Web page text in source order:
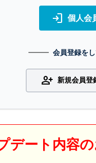
login 個人会
会員登録を
person_add 新規会員登
デート内容